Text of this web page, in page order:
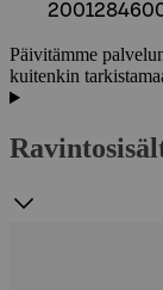
Päivitämme
kuitenkin